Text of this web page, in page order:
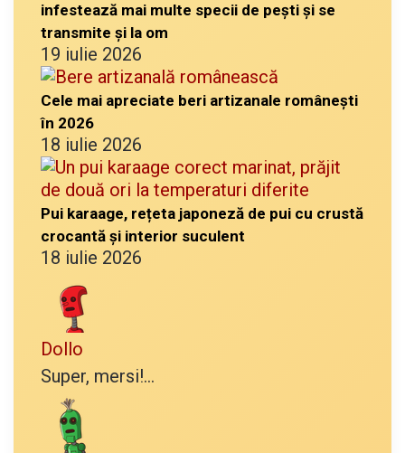
infestează mai multe specii de pești și se
transmite și la om
19 iulie 2026
Cele mai apreciate beri artizanale românești
în 2026
18 iulie 2026
Pui karaage, rețeta japoneză de pui cu crustă
crocantă și interior suculent
18 iulie 2026
Dollo
Super, mersi!...